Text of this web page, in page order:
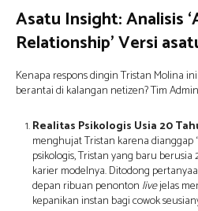
Asatu Insight: Analisis
Relationship’ Versi
Kenapa respons dingin Tristan Molina
berantai di kalangan netizen? Tim
Realitas Psikologis Usia 20
menghujat Tristan karena dianggap
psikologis, Tristan yang baru
karier modelnya. Ditodong
depan ribuan penonton livejelas
kepanikan instan bagi cowok